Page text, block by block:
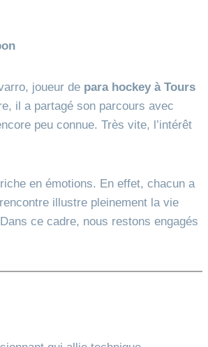
joueur de para hockey à Tours
il a partagé son parcours avec
peu connue. Très vite, l’intérêt
en émotions. En effet, chacun a
illustre pleinement la vie
ce cadre, nous restons engagés